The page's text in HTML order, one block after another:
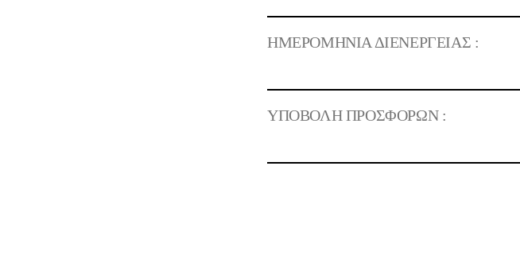
ΗΜΕΡΟΜΗΝΙΑ ΔΙΕΝΕΡΓΕΙΑΣ :
ΥΠΟΒΟΛΗ ΠΡΟΣΦΟΡΩΝ :